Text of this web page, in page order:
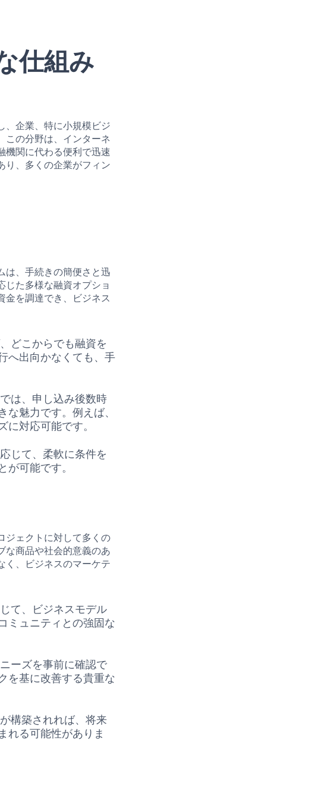
仕組み
、企業、特に小規模ビジ
この分野は、インターネ
機関に代わる便利で迅速
り、多くの企業がフィン
は、手続きの簡便さと迅
じた多様な融資オプショ
金を調達でき、ビジネス
どこからでも融資を
へ出向かなくても、手
は、申し込み後数時
魅力です。例えば、
対応可能です。
じて、柔軟に条件を
可能です。
ジェクトに対して多くの
な商品や社会的意義のあ
く、ビジネスのマーケテ
て、ビジネスモデル
ミュニティとの強固な
ーズを事前に確認で
を基に改善する貴重な
構築されれば、将来
れる可能性がありま